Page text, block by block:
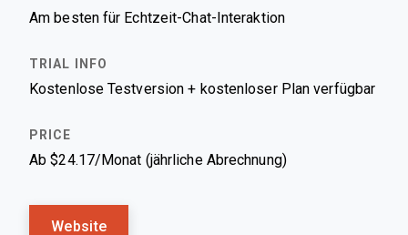
Am besten für Echtzeit-Chat-Interaktion
Kostenlose Testversion + kostenloser Plan verfügbar
Ab $24.17/Monat (jährliche Abrechnung)
Website